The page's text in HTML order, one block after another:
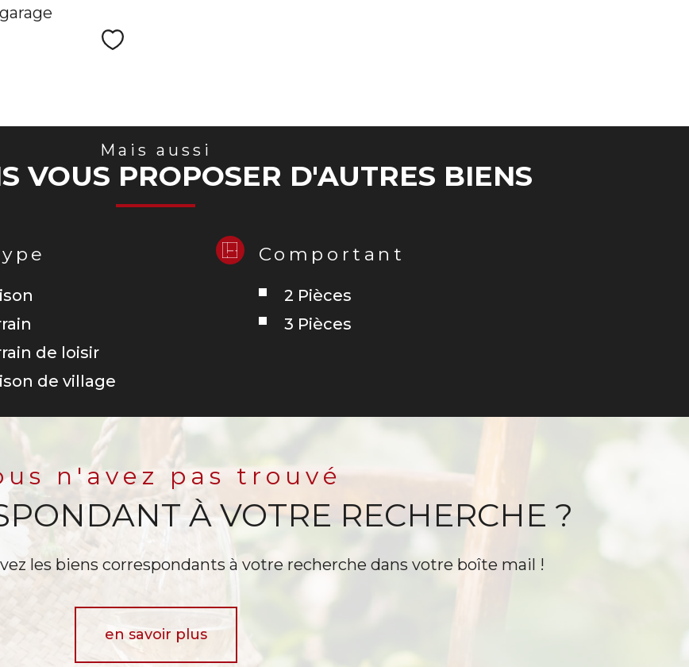
Sélectionner
Mais aussi
VOUS PROPOSER D'AUTRES BIENS
de loisir
de village
Comportant
2 Pièces
3 Pièces
n'avez pas trouvé
À VOTRE RECHERCHE ?
les biens correspondants à votre recherche dans votre boîte mail !
en savoir plus